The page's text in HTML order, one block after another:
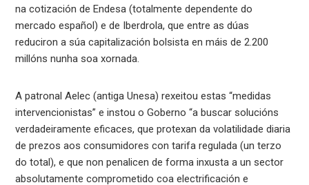
na cotización de Endesa (totalmente dependente do
mercado español) e de Iberdrola, que entre as dúas
reduciron a súa capitalización bolsista en máis de 2.200
millóns nunha soa xornada.
A patronal Aelec (antiga Unesa) rexeitou estas “medidas
intervencionistas” e instou o Goberno “a buscar solucións
verdadeiramente eficaces, que protexan da volatilidade diaria
de prezos aos consumidores con tarifa regulada (un terzo
do total), e que non penalicen de forma inxusta a un sector
absolutamente comprometido coa electrificación e